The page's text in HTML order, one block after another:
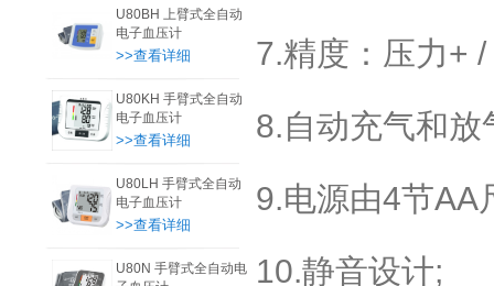
U80BH 上臂式全自动
电子血压计
>>查看详细
U80KH 手臂式全自动
电子血压计
>>查看详细
U80LH 手臂式全自动
电子血压计
>>查看详细
U80N 手臂式全自动电
7.精度：压力+
8.自动充气和放
9.电源由4节AA
10.静音设计;